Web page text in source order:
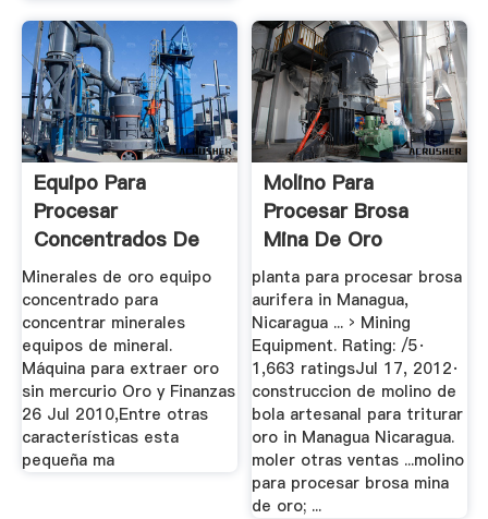
Equipo Para
Procesar
Concentrados De
Mineral De Oro
Minerales de oro equipo
concentrado para
concentrar minerales
equipos de mineral.
Máquina para extraer oro
sin mercurio Oro y Finanzas
26 Jul 2010,Entre otras
características esta
pequeña ma
Molino Para
Procesar Brosa
Mina De Oro
planta para procesar brosa
aurifera in Managua,
Nicaragua ... › Mining
Equipment. Rating: /5·
1,663 ratingsJul 17, 2012·
construccion de molino de
bola artesanal para triturar
oro in Managua Nicaragua.
moler otras ventas ...molino
para procesar brosa mina
de oro; ...